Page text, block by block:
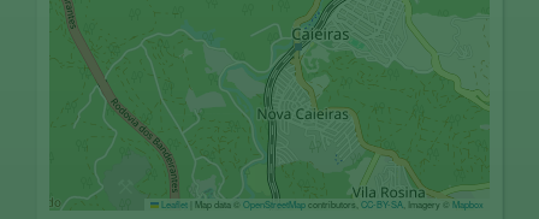
Leaflet Map data © OpenStreetMapcontributors, CC-BY-SA , Imagery © Mapbox